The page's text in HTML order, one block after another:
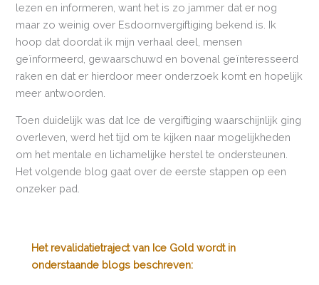
lezen en informeren, want het is zo jammer dat er nog
maar zo weinig over Esdoornvergiftiging bekend is. Ik
hoop dat doordat ik mijn verhaal deel, mensen
geïnformeerd, gewaarschuwd en bovenal geïnteresseerd
raken en dat er hierdoor meer onderzoek komt en hopelijk
meer antwoorden.
Toen duidelijk was dat Ice de vergiftiging waarschijnlijk ging
overleven, werd het tijd om te kijken naar mogelijkheden
om het mentale en lichamelijke herstel te ondersteunen.
Het volgende blog gaat over de eerste stappen op een
onzeker pad.
Het revalidatietraject van Ice Gold wordt in
onderstaande blogs beschreven: